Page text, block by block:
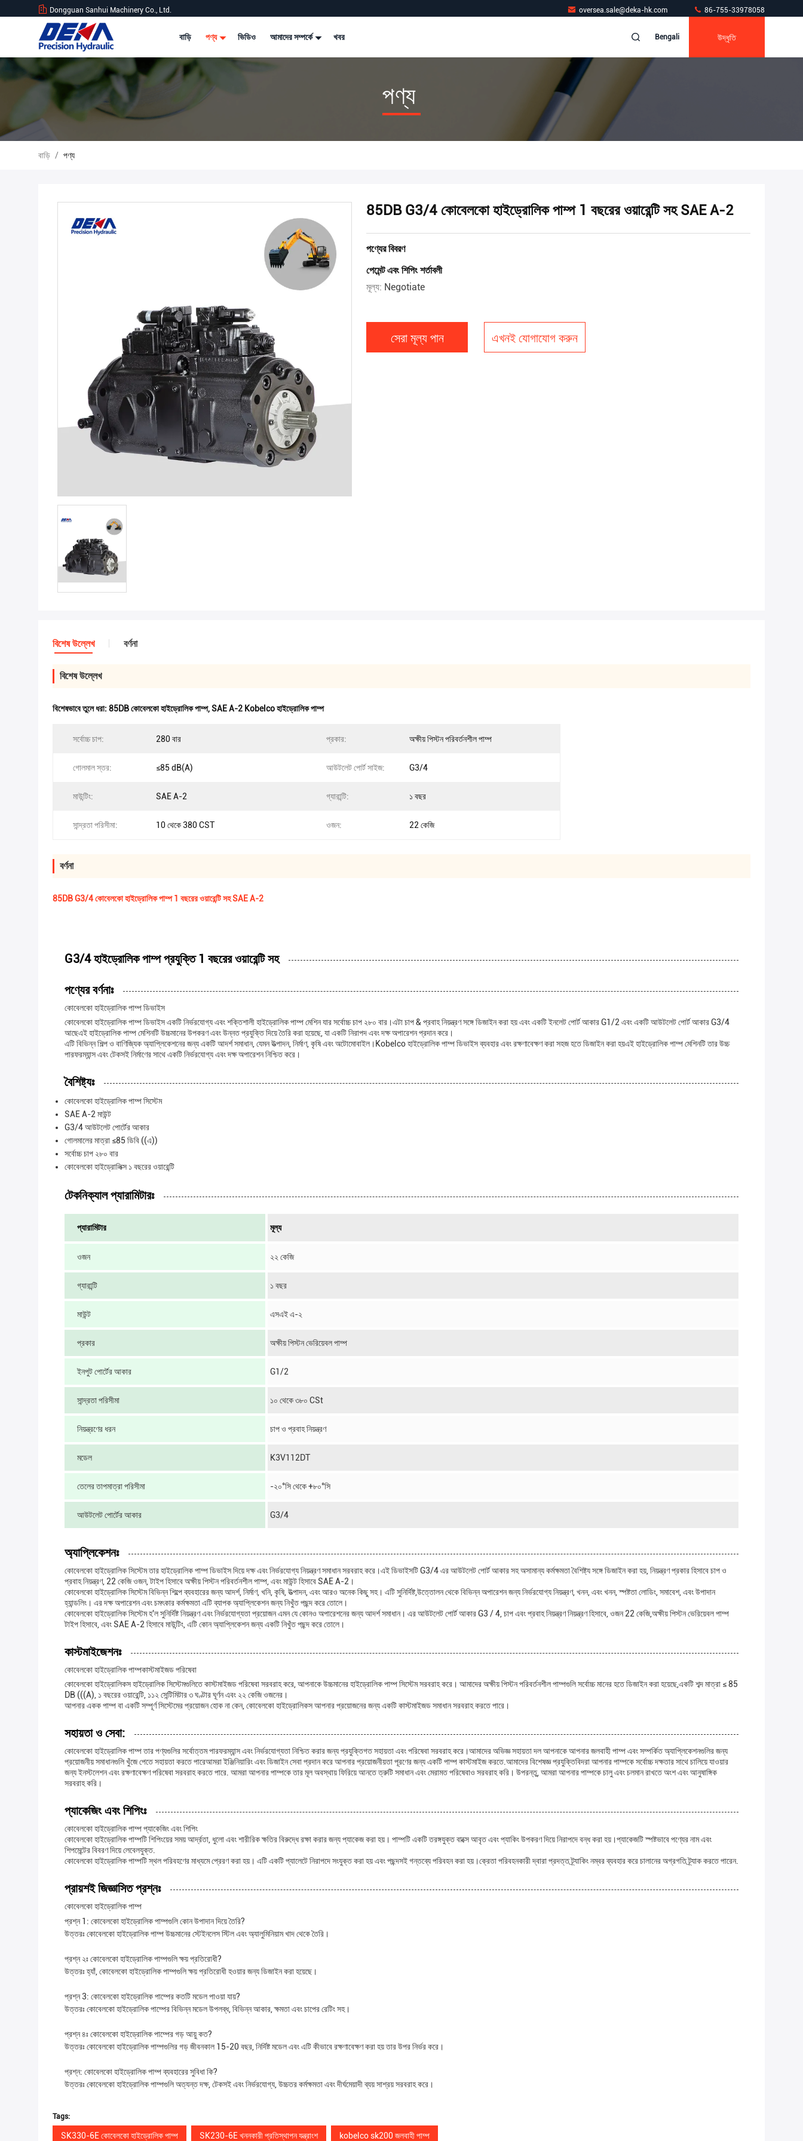
Dongguan Sanhui Machinery Co., Ltd. oversea.sale@deka-hk.com 86-755-33978058
বাড়ি পণ্য ভিডিও আমাদের সম্পর্কে খবর Bengali উদ্ধৃতি
পণ্য
বাড়ি / পণ্য
85DB G3/4 কোবেলকো হাইড্রোলিক পাম্প 1 বছরের ওয়ারেন্টি সহ SAE A-2
পণ্যের বিবরণ
পেমেন্ট এবং শিপিং শর্তাবলী
মূল্য: Negotiate
সেরা মূল্য পান এখনই যোগাযোগ করুন
বিশেষ উল্লেখ বর্ণনা
বিশেষ উল্লেখ
বিশেষভাবে তুলে ধরা: 85DB কোবেলকো হাইড্রোলিক পাম্প,SAE A-2 Kobelco হাইড্রোলিক পাম্প
সর্বোচ্চ চাপ: 280 বার প্রকার: অক্ষীয় পিস্টন পরিবর্তনশীল পাম্প
গোলমাল স্তর: ≤85 dB(A) আউটলেট পোর্ট সাইজ: G3/4
মাউন্টিং: SAE A-2 গ্যারান্টি: ১ বছর
সান্দ্রতা পরিসীমা: 10 থেকে 380 CST ওজন: 22 কেজি
বর্ণনা
85DB G3/4 কোবেলকো হাইড্রোলিক পাম্প 1 বছরের ওয়ারেন্টি সহ SAE A-2
G3/4 হাইড্রোলিক পাম্প প্রযুক্তি 1 বছরের ওয়ারেন্টি সহ
পণ্যের বর্ণনাঃ
কোবেলকো হাইড্রোলিক পাম্প ডিভাইস
কোবেলকো হাইড্রোলিক পাম্প ডিভাইস একটি নির্ভরযোগ্য এবং শক্তিশালী হাইড্রোলিক পাম্প মেশিন যার সর্বোচ্চ চাপ ২৮০ বার।এটা চাপ & প্রবাহ নিয়ন্ত্রণ সঙ্গে ডিজাইন করা হয় এবং একটি ইনলেট পোর্ট আকার G1/2 এবং একটি আউটলেট পোর্ট আকার G3/4
আছেএই হাইড্রোলিক পাম্প মেশিনটি উচ্চমানের উপকরণ এবং উন্নত প্রযুক্তি দিয়ে তৈরি করা হয়েছে, যা একটি নিরাপদ এবং দক্ষ অপারেশন প্রদান করে।
এটি বিভিন্ন শিল্প ও বাণিজ্যিক অ্যাপ্লিকেশনের জন্য একটি আদর্শ সমাধান, যেমন উত্পাদন, নির্মাণ, কৃষি এবং অটোমোবাইল।Kobelco হাইড্রোলিক পাম্প ডিভাইস ব্যবহার এবং রক্ষণাবেক্ষণ করা সহজ হতে ডিজাইন করা হয়এই হাইড্রোলিক পাম্প মেশিনটি তার উচ্চ
পারফরম্যান্স এবং টেকসই নির্মাণের সাথে একটি নির্ভরযোগ্য এবং দক্ষ অপারেশন নিশ্চিত করে।
বৈশিষ্ট্যঃ
কোবেলকো হাইড্রোলিক পাম্প সিস্টেম
SAE A-2 মাউন্ট
G3/4 আউটলেট পোর্টের আকার
গোলমালের মাত্রা ≤85 ডিবি ((এ))
সর্বোচ্চ চাপ ২৮০ বার
কোবেলকো হাইড্রোলিক্স ১ বছরের ওয়ারেন্টি
টেকনিক্যাল প্যারামিটারঃ
প্যারামিটার মূল্য
ওজন ২২ কেজি
গ্যারান্টি ১ বছর
মাউন্ট এসএই এ-২
প্রকার অক্ষীয় পিস্টন ভেরিয়েবল পাম্প
ইনপুট পোর্টের আকার G1/2
সান্দ্রতা পরিসীমা ১০ থেকে ৩৮০ CSt
নিয়ন্ত্রণের ধরন চাপ ও প্রবাহ নিয়ন্ত্রণ
মডেল K3V112DT
তেলের তাপমাত্রা পরিসীমা -২০°সি থেকে +৮০°সি
আউটলেট পোর্টের আকার G3/4
অ্যাপ্লিকেশনঃ
কোবেলকো হাইড্রোলিক সিস্টেম তার হাইড্রোলিক পাম্প ডিভাইস দিয়ে দক্ষ এবং নির্ভরযোগ্য নিয়ন্ত্রণ সমাধান সরবরাহ করে।এই ডিভাইসটি G3/4 এর আউটলেট পোর্ট আকার সহ অসামান্য কর্মক্ষমতা বৈশিষ্ট্য সঙ্গে ডিজাইন করা হয়, নিয়ন্ত্রণ প্রকার হিসাবে চাপ ও
প্রবাহ নিয়ন্ত্রণ, 22 কেজি ওজন, টাইপ হিসাবে অক্ষীয় পিস্টন পরিবর্তনশীল পাম্প, এবং মাউন্ট হিসাবে SAE A-2।
কোবেলকো হাইড্রোলিক সিস্টেম বিভিন্ন শিল্পে ব্যবহারের জন্য আদর্শ, নির্মাণ, খনি, কৃষি, উত্পাদন, এবং আরও অনেক কিছু সহ। এটি সুনির্দিষ্ট,উত্তোলন থেকে বিভিন্ন অপারেশন জন্য নির্ভরযোগ্য নিয়ন্ত্রণ, খনন, এবং খনন, স্পষ্টতা লোডিং, সমাবেশ, এবং উপাদান
হ্যান্ডলিং। এর দক্ষ অপারেশন এবং চমৎকার কর্মক্ষমতা এটি ব্যাপক অ্যাপ্লিকেশন জন্য নিখুঁত পছন্দ করে তোলে।
কোবেলকো হাইড্রোলিক সিস্টেম হ'ল সুনির্দিষ্ট নিয়ন্ত্রণ এবং নির্ভরযোগ্যতা প্রয়োজন এমন যে কোনও অপারেশনের জন্য আদর্শ সমাধান। এর আউটলেট পোর্ট আকার G3 / 4, চাপ এবং প্রবাহ নিয়ন্ত্রণ নিয়ন্ত্রণ হিসাবে, ওজন 22 কেজি,অক্ষীয় পিস্টন ভেরিয়েবল পাম্প
টাইপ হিসাবে, এবং SAE A-2 হিসাবে মাউন্টিং, এটি কোন অ্যাপ্লিকেশন জন্য একটি নিখুঁত পছন্দ করে তোলে।
কাস্টমাইজেশনঃ
কোবেলকো হাইড্রোলিক পাম্পকাস্টমাইজড পরিষেবা
কোবেলকো হাইড্রোলিকস হাইড্রোলিক সিস্টেমগুলিতে কাস্টমাইজড পরিষেবা সরবরাহ করে, আপনাকে উচ্চমানের হাইড্রোলিক পাম্প সিস্টেম সরবরাহ করে। আমাদের অক্ষীয় পিস্টন পরিবর্তনশীল পাম্পগুলি সর্বোচ্চ মানের হতে ডিজাইন করা হয়েছে,একটি শব্দ মাত্রা ≤ 85
DB (((A), ১ বছরের ওয়ারেন্টি, ১১২ সেন্টিমিটার ৩ ঘণ্টার ঘূর্ণন এবং ২২ কেজি ওজনের।
আপনার একক পাম্প বা একটি সম্পূর্ণ সিস্টেমের প্রয়োজন হোক না কেন, কোবেলকো হাইড্রোলিকস আপনার প্রয়োজনের জন্য একটি কাস্টমাইজড সমাধান সরবরাহ করতে পারে।
সহায়তা ও সেবা:
কোবেলকো হাইড্রোলিক পাম্প তার পণ্যগুলির সর্বোত্তম পারফরম্যান্স এবং নির্ভরযোগ্যতা নিশ্চিত করার জন্য প্রযুক্তিগত সহায়তা এবং পরিষেবা সরবরাহ করে।আমাদের অভিজ্ঞ সহায়তা দল আপনাকে আপনার জলবাহী পাম্প এবং সম্পর্কিত অ্যাপ্লিকেশনগুলির জন্য
প্রয়োজনীয় সমাধানগুলি খুঁজে পেতে সহায়তা করতে পারেআমরা ইঞ্জিনিয়ারিং এবং ডিজাইন সেবা প্রদান করে আপনার প্রয়োজনীয়তা পূরণের জন্য একটি পাম্প কাস্টমাইজ করতে.আমাদের বিশেষজ্ঞ প্রযুক্তিবিদরা আপনার পাম্পকে সর্বোচ্চ দক্ষতার সাথে চালিয়ে যাওয়ার
জন্য ইনস্টলেশন এবং রক্ষণাবেক্ষণ পরিষেবা সরবরাহ করতে পারে. আমরা আপনার পাম্পকে তার মূল অবস্থায় ফিরিয়ে আনতে ত্রুটি সমাধান এবং মেরামত পরিষেবাও সরবরাহ করি। উপরন্তু, আমরা আপনার পাম্পকে চালু এবং চলমান রাখতে অংশ এবং আনুষাঙ্গিক
সরবরাহ করি।
প্যাকেজিং এবং শিপিংঃ
কোবেলকো হাইড্রোলিক পাম্প প্যাকেজিং এবং শিপিং
কোবেলকো হাইড্রোলিক পাম্পটি শিপিংয়ের সময় আর্দ্রতা, ধুলো এবং শারীরিক ক্ষতির বিরুদ্ধে রক্ষা করার জন্য প্যাকেজ করা হয়। পাম্পটি একটি তরঙ্গযুক্ত বাক্সে আবৃত এবং প্যাকিং উপকরণ দিয়ে নিরাপদে বন্ধ করা হয়।প্যাকেজটি স্পষ্টভাবে পণ্যের নাম এবং
শিপমেন্টের বিবরণ দিয়ে লেবেলযুক্ত.
কোবেলকো হাইড্রোলিক পাম্পটি স্থল পরিবহণের মাধ্যমে প্রেরণ করা হয়। এটি একটি প্যালেটে নিরাপদে সংযুক্ত করা হয় এবং পছন্দসই গন্তব্যে পরিবহন করা হয়।ক্রেতা পরিবহনকারী দ্বারা প্রদত্ত ট্র্যাকিং নম্বর ব্যবহার করে চালানের অগ্রগতি ট্র্যাক করতে পারেন.
প্রায়শই জিজ্ঞাসিত প্রশ্নঃ
কোবেলকো হাইড্রোলিক পাম্প
প্রশ্ন 1: কোবেলকো হাইড্রোলিক পাম্পগুলি কোন উপাদান দিয়ে তৈরি?
উত্তরঃ কোবেলকো হাইড্রোলিক পাম্প উচ্চমানের স্টেইনলেস স্টিল এবং অ্যালুমিনিয়াম খাদ থেকে তৈরি।
প্রশ্ন ২ঃ কোবেলকো হাইড্রোলিক পাম্পগুলি ক্ষয় প্রতিরোধী?
উত্তরঃ হ্যাঁ, কোবেলকো হাইড্রোলিক পাম্পগুলি ক্ষয় প্রতিরোধী হওয়ার জন্য ডিজাইন করা হয়েছে।
প্রশ্ন 3: কোবেলকো হাইড্রোলিক পাম্পের কতটি মডেল পাওয়া যায়?
উত্তরঃ কোবেলকো হাইড্রোলিক পাম্পের বিভিন্ন মডেল উপলব্ধ, বিভিন্ন আকার, ক্ষমতা এবং চাপের রেটিং সহ।
প্রশ্ন ৪ঃ কোবেলকো হাইড্রোলিক পাম্পের গড় আয়ু কত?
উত্তরঃ কোবেলকো হাইড্রোলিক পাম্পগুলির গড় জীবনকাল 15-20 বছর, নির্দিষ্ট মডেল এবং এটি কীভাবে রক্ষণাবেক্ষণ করা হয় তার উপর নির্ভর করে।
প্রশ্ন: কোবেলকো হাইড্রোলিক পাম্প ব্যবহারের সুবিধা কি?
উত্তরঃ কোবেলকো হাইড্রোলিক পাম্পগুলি অত্যন্ত দক্ষ, টেকসই এবং নির্ভরযোগ্য, উচ্চতর কর্মক্ষমতা এবং দীর্ঘমেয়াদী ব্যয় সাশ্রয় সরবরাহ করে।
Tags:
SK330-6E কোবেলকো হাইড্রোলিক পাম্প SK230-6E খননকারী প্রতিস্থাপন যন্ত্রাংশ kobelco sk200 জলবাহী পাম্প